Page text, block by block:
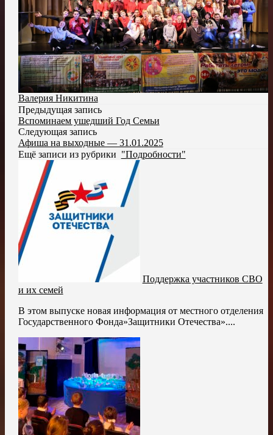
Валерия Никитина
Предыдущая запись
Вспоминаем ушедший Год Семьи
Следующая запись
Афиша на выходные — 31.01.2025
Ещё записи из рубрики "Подробности"
Поддержка участников СВО
и их семей
В этом выпуске новая информация от местного отделения
Государственного Фонда»Защитники Отечества»....